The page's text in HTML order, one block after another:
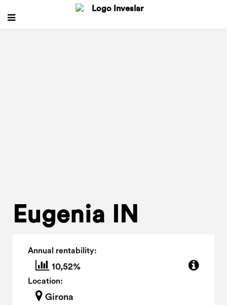
Eugenia IN
Annual rentability:
10,52%
Location:
Girona